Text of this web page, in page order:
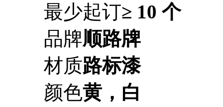
最少起订≥ 10 个
品牌顺路牌
材质路标漆
颜色黄，白